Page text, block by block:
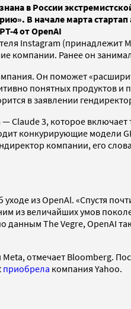
в России
В начале марта
4 от OpenAI
Instagram (принадлежит
компании. Ранее он
Он поможет
понятных продуктов и
в заявлении
Claude 3, которое
конкурирующие модели
компании, его слова
уходе из OpenAl. «Спустя
из величайших умов
данным The Vegre, OpenAI
отмечает Bloomberg.
приобрела компания Yahoo.